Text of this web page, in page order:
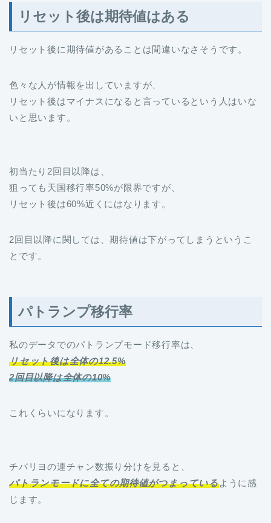
リセット後は期待値はある
リセット後に期待値があることは間違いなさそうです。
色々な人が情報を出していますが、
リセット後はマイナスになると言っているという人はいな
いと思います。
初当たり2回目以降は、
狙っても天国移行率50%が限界ですが、
リセット後は60%近くにはなります。
2回目以降に関しては、期待値は下がってしまうというこ
とです。
パトランプ移行率
私のデータでのパトランプモード移行率は、
リセット後は全体の12.5%
2回目以降は全体の10%
これくらいになります。
チバリヨの連チャン数振り分けを見ると、
パトランモードに全ての期待値がつまっているように感
じます。